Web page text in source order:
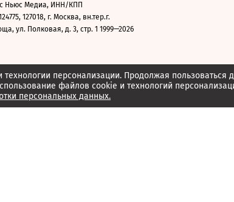
персонализации. Продолжая пользоваться
файлов cookie и технологий
персональных данных.
Ньюс Медиа, ИНН/КПП
127018, г. Москва, вн.тер.г.
ул. Полковая, д. 3, стр. 1 1999—2026